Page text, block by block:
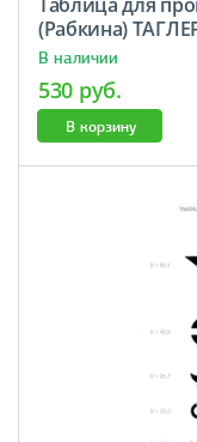
(Рабкина)
В наличии
530 руб.
В корзину